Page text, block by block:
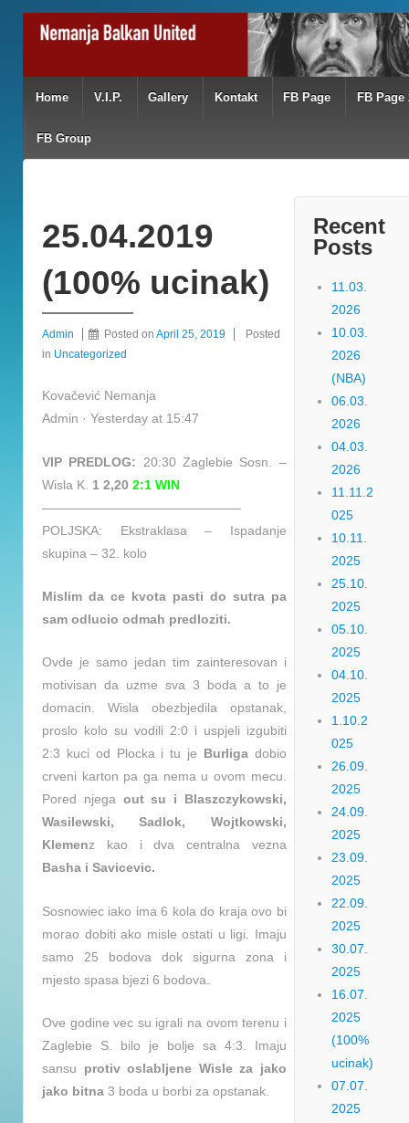
Home V.I.P. Gallery Kontakt FB Page FB Page
FB Group
25.04.2019
(100% ucinak)
Admin Posted on April 25, 2019
Posted
in Uncategorized
Kovačević Nemanja
Admin · Yesterday at 15:47
VIP PREDLOG: 20:30 Zaglebie Sosn. –
Wisla K. 1 2,20 2:1 WIN
———————————————–
POLJSKA: Ekstraklasa – Ispadanje
skupina – 32. kolo
Mislim da ce kvota pasti do sutra pa
sam odlucio odmah predloziti.
Ovde je samo jedan tim zainteresovan i
motivisan da uzme sva 3 boda a to je
domacin. Wisla obezbjedila opstanak,
proslo kolo su vodili 2:0 i uspjeli izgubiti
2:3 kuci od Plocka i tu je Burligadobio
crveni karton pa ga nema u ovom mecu.
Pored njega out su i Blaszczykowski,
Wasilewski, Sadlok, Wojtkowski,
Klemenz kao i dva centralna vezna
Basha i Savicevic.
Sosnowiec iako ima 6 kola do kraja ovo bi
morao dobiti ako misle ostati u ligi. Imaju
samo 25 bodova dok sigurna zona i
mjesto spasa bjezi 6 bodova.
Ove godine vec su igrali na ovom terenu i
Zaglebie S. bilo je bolje sa 4:3. Imaju
sansu protiv oslabljene Wisle za jako
jako bitna 3 boda u borbi za opstanak.
Recent
Posts
11.03.
2026
10.03.
2026
(NBA)
06.03.
2026
04.03.
2026
11.11.2
025
10.11.
2025
25.10.
2025
05.10.
2025
04.10.
2025
1.10.2
025
26.09.
2025
24.09.
2025
23.09.
2025
22.09.
2025
30.07.
2025
16.07.
2025
(100%
ucinak)
07.07.
2025